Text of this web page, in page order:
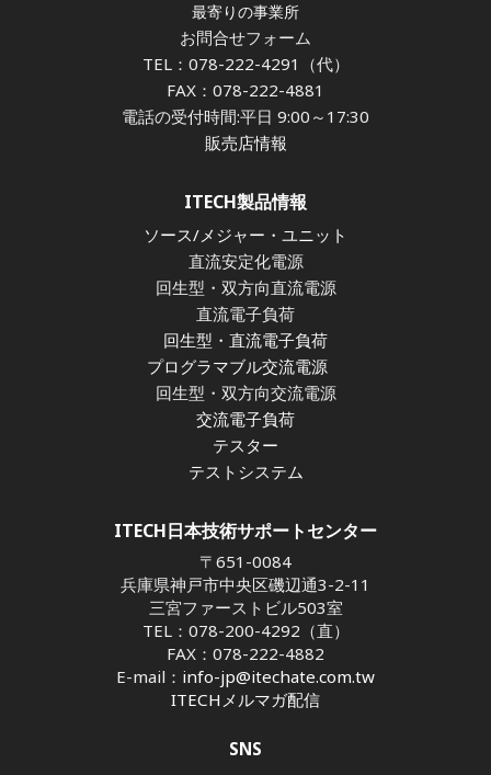
最寄りの事業所
お問合せフォーム
TEL：078-222-4291（代）
FAX：078-222-4881
電話の受付時間:平日 9:00～17:30
販売店情報
ITECH製品情報
ソース/メジャー・ユニット
直流安定化電源
回生型・双方向直流電源
直流電子負荷
回生型・直流電子負荷
プログラマブル交流電源
回生型・双方向交流電源
交流電子負荷
テスター
テストシステム
ITECH日本技術サポートセンター
〒651-0084
兵庫県神戸市中央区磯辺通3-2-11
三宮ファーストビル503室
TEL：078-200-4292（直）
FAX：078-222-4882
E-mail： info-jp@itechate.com.tw
ITECHメルマガ配信
SNS